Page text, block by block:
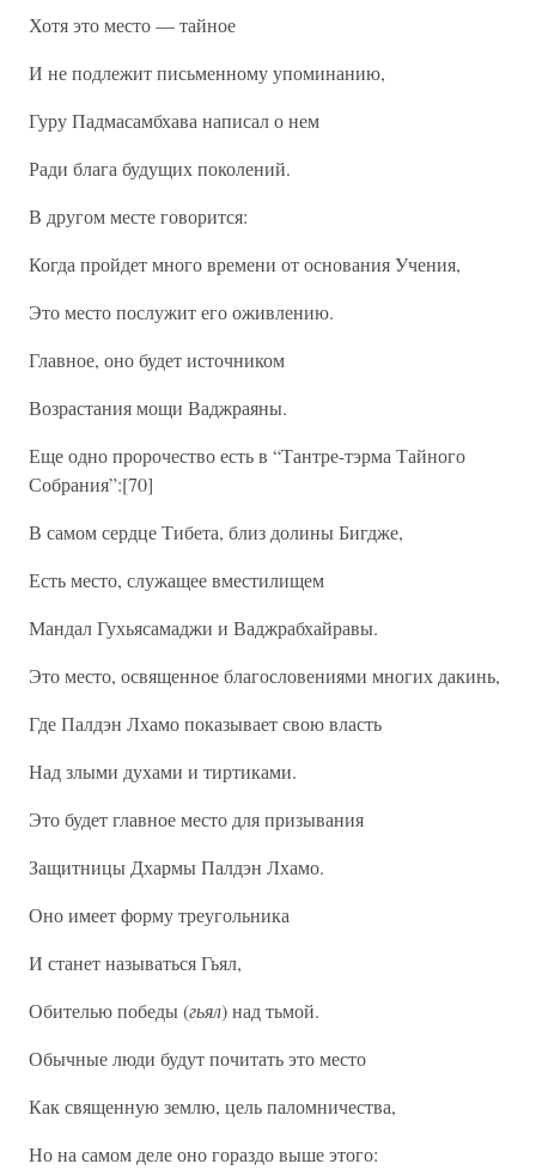
Хотя это место — тайное
И не подлежит письменному упоминанию,
Гуру Падмасамбхава написал о нем
Ради блага будущих поколений.
В другом месте говорится:
Когда пройдет много времени от основания Учения,
Это место послужит его оживлению.
Главное, оно будет источником
Возрастания мощи Ваджраяны.
Еще одно пророчество есть в “Тантре-тэрма Тайного
Собрания”:[70]
В самом сердце Тибета, близ долины Бигдже,
Есть место, служащее вместилищем
Мандал Гухьясамаджи и Ваджрабхайравы.
Это место, освященное благословениями многих дакинь,
Где Палдэн Лхамо показывает свою власть
Над злыми духами и тиртиками.
Это будет главное место для призывания
Защитницы Дхармы Палдэн Лхамо.
Оно имеет форму треугольника
И станет называться Гьял,
Обителью победы (гьял) над тьмой.
Обычные люди будут почитать это место
Как священную землю, цель паломничества,
Но на самом деле оно гораздо выше этого: